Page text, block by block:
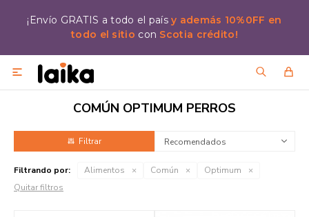
¡Envío GRATIS a todo el paísy además 10%0FF en
todo el sitio con Scotia crédito!

COMÚN OPTIMUM PERROS
Recomendados
Filtrando por: Alimentos Común
Optimum
Quitar filtros